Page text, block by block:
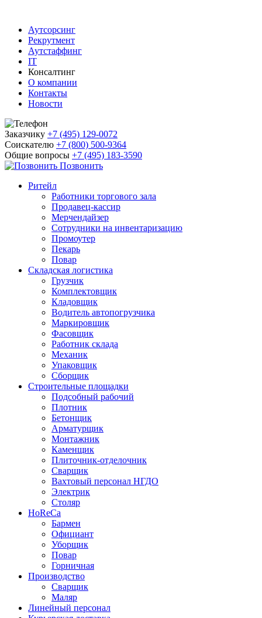
Аутсорсинг
Рекрутмент
Аутстаффинг
IT
Консалтинг
О компании
Контакты
Новости
Заказчику +7 (495) 129-0072
Соискателю +7 (800) 500-9364
Общие вопросы +7 (495) 183-3590
Позвонить
Ритейл
Работники торгового зала
Продавец-кассир
Мерчендайзер
Сотрудники на инвентаризацию
Промоутер
Пекарь
Повар
Складская логистика
Грузчик
Комплектовщик
Кладовщик
Водитель автопогрузчика
Маркировщик
Фасовщик
Работник склада
Механик
Упаковщик
Сборщик
Строительные площадки
Подсобный рабочий
Плотник
Бетонщик
Арматурщик
Монтажник
Каменщик
Плиточник-отделочник
Сварщик
Вахтовый персонал НГДО
Электрик
Столяр
HoReCa
Бармен
Официант
Уборщик
Повар
Горничная
Производство
Сварщик
Маляр
Линейный персонал